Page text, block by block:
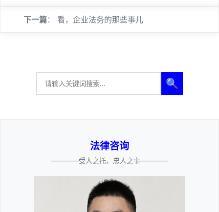
下一篇： 看，企业法务的那些事儿
🔍
法律咨询
————受人之托、忠人之事————